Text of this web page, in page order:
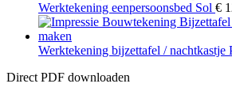
Werktekening eenpersoonsbed Sol €
Werktekening bijzettafel / nachtkastje
Direct PDF downloaden